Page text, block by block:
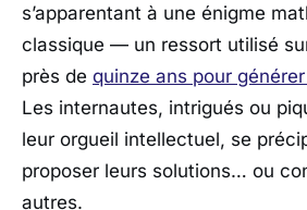
s’apparentant à une énigme
classique — un ressort utilisé
près de quinze ans pour
Les internautes, intrigués ou
leur orgueil intellectuel, se
proposer leurs solutions… ou
autres.